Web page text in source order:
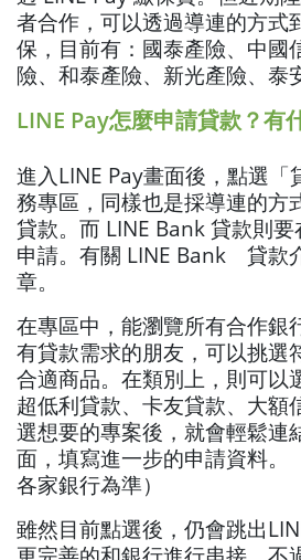
者合作，可以透過導連的方式
保，目前有：國泰產險、中國
險、和泰產險、新光產險、泰
LINE Pay怎麼申請貸款？有
進入LINE Pay畫面後，點選「
務專區，同樣也是採導連的方
貸款。而 LINE Bank 貸款則
申請。有關 LINE Bank 貸款
章。
在專區中，能瀏覽所有合作銀
有貸款需求的朋友，可以挑選
合適商品。在類別上，則可以
超低利貸款、卡友貸款、大額
選想要的專案後，就會輕鬆連
面，填寫進一步的申請資料。
各家銀行為準）
雖然目前點選後，仍會跳出